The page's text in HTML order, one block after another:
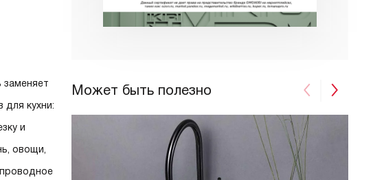
Может быть полезно
заменяет
для кухни:
и
овощи,